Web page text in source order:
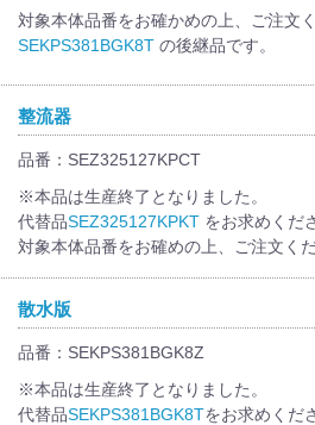
対象本体品番をお確かめの上、ご注文く
SEKPS381BGK8Tの後継品です。
整流器
品番：SEZ325127KPCT
※本品は生産終了となりました。
代替品SEZ325127KPKTをお求めくだ
対象本体品番をお確めの上、ご注文くだ
散水版
品番：SEKPS381BGK8Z
※本品は生産終了となりました。
代替品SEKPS381BGK8Tをお求めくだ